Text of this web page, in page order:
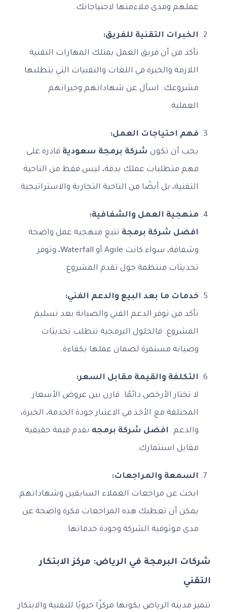
عملهم ومدى ملاءمتها لاحتياجاتك.
الخبرات التقنية للفريق:
تأكد من أن فريق العمل يمتلك المهارات التقنية
اللازمة والخبرة في اللغات والتقنيات التي يتطلبها
مشروعك. اسأل عن شهاداتهم وخبراتهم
العملية.
فهم احتياجات العمل:
يجب أن تكون شركة برمجة سعودية قادرة على
فهم متطلبات عملك بدقة، ليس فقط من الناحية
التقنية، بل أيضًا من الناحية التجارية والاستراتيجية.
منهجية العمل والشفافية:
افضل شركة برمجة تتبع منهجية عمل واضحة
وشفافة، سواء كانت Agile أو Waterfall، وتوفر
تحديثات منتظمة حول تقدم المشروع.
خدمات ما بعد البيع والدعم الفني:
تأكد من توفر الدعم الفني والصيانة بعد تسليم
المشروع. فالحلول البرمجية تتطلب تحديثات
وصيانة مستمرة لضمان عملها بكفاءة.
التكلفة والقيمة مقابل السعر:
لا تختار الأرخص دائمًا. قارن بين عروض الأسعار
المختلفة مع الأخذ في الاعتبار جودة الخدمة، الخبرة،
والدعم. افضل شركة برمجه تقدم قيمة حقيقية
مقابل استثمارك.
السمعة والمراجعات:
ابحث عن مراجعات العملاء السابقين وشهاداتهم.
يمكن أن تعطيك هذه المراجعات فكرة واضحة عن
مدى موثوقية الشركة وجودة خدماتها.
شركات البرمجة في الرياض: مركز الابتكار
التقني
تتميز مدينة الرياض بكونها مركزًا حيويًا للتقنية والابتكار